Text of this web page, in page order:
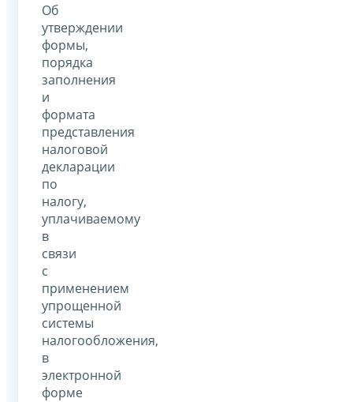
Об
утверждении
формы,
порядка
заполнения
и
формата
представления
налоговой
декларации
по
налогу,
уплачиваемому
в
связи
с
применением
упрощенной
системы
налогообложения,
в
электронной
форме